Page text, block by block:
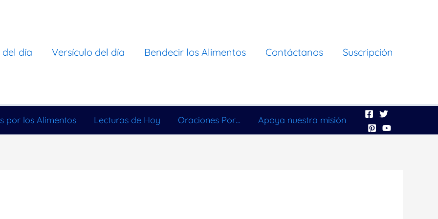
día Versículo del día Bendecir los Alimentos Contáctanos Suscripción
por los Alimentos Lecturas de Hoy Oraciones Por… Apoya nuestra misión